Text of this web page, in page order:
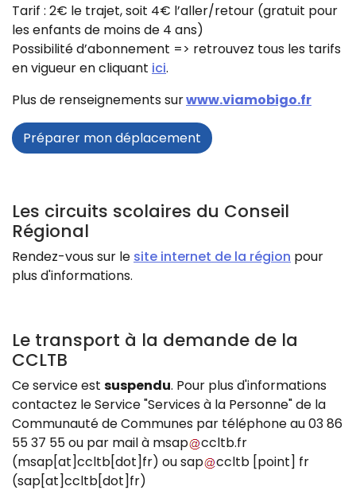
Tarif : 2€ le trajet, soit 4€ l’aller/retour (gratuit pour
les enfants de moins de 4 ans)
Possibilité d’abonnement => retrouvez tous les tarifs
en vigueur en cliquant ici.
Plus de renseignements surwww.viamobigo.fr
Préparer mon déplacement
Les circuits scolaires du Conseil
Régional
Rendez-vous sur le site internet de la région pour
plus d'informations.
Le transport à la demande de la
CCLTB
Ce service est suspendu. Pour plus d'informations
contactez le Service "Services à la Personne" de la
Communauté de Communes par téléphone au 03 86
55 37 55 ou par mail à msap ccltb.fr
(msap[at]ccltb[dot]fr) ousap ccltb [point] fr
(sap[at]ccltb[dot]fr)